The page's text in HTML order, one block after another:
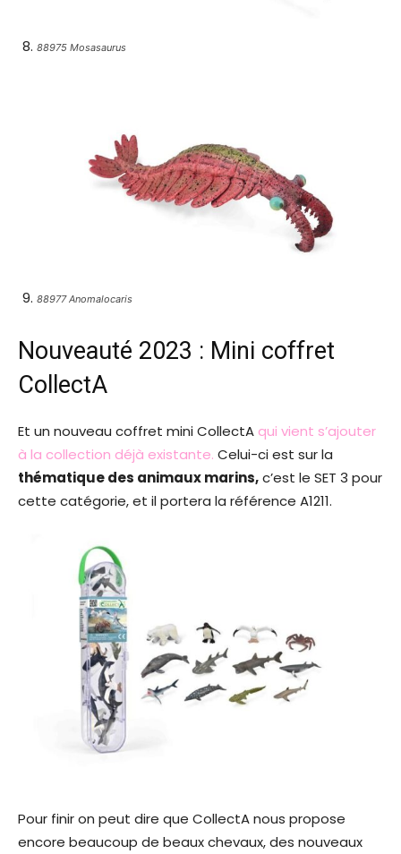
88975 Mosasaurus
88977 Anomalocaris
Nouveauté 2023 : Mini coffret
CollectA
Et un nouveau coffret mini CollectA qui vient s’ajouter
à la collection déjà existante. Celui-ci est sur la
thématique des animaux marins,c’est le SET 3 pour
cette catégorie, et il portera la référence A1211.
Pour finir on peut dire que CollectA nous propose
encore beaucoup de beaux chevaux, des nouveaux